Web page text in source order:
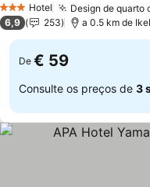
3 EstrelasHotel Design de quarto
6,9 253 a 0.5 km de
De € 59
Consulte os preços de 3